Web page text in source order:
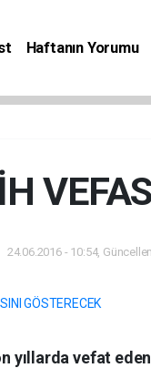
Haftanın Yorumu
24.06.2016 - 10:54,
yıllarda vefat